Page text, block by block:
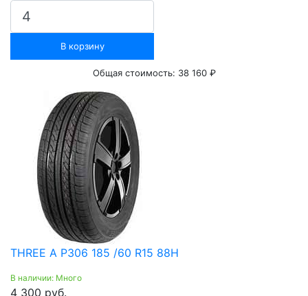
В корзину
Общая стоимость: 38 160 ₽
THREE A P306 185 /60 R15 88H
В наличии: Много
4 300 руб.